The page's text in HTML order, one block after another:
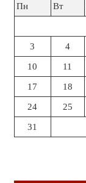
Пн
Вт
3 4
10 11
17 18
24 25
31